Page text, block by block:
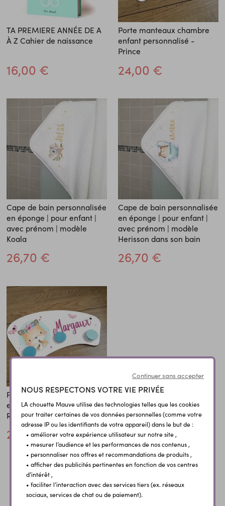
TA PREMIERE ANNÉE DE A
À Z Cahier de naissance
16,00 €
Porte manteaux chambre
enfant personnalisé -
Prince
24,00 €
Cape de bain personnalisée
en éponge | pour enfant |
avec prénom | modèle
Koala
26,70 €
Cape de bain personnalisée
en éponge | pour enfant |
avec prénom | modèle
Herisson dans son bain
26,70 €
Porte manteaux chambre
enfant personnalisé -
Renarde
24,00 €
← Précédent 1 2 3 4 5 6
Continuer sans accepter
NOUS RESPECTONS VOTRE VIE PRIVÉE
LA chouette Mauve utilise des technologies telles que les cookies
pour traiter certaines de vos données personnelles (comme votre
adresse IP ou les identifiants de votre appareil) dans le but de :
• améliorer votre expérience utilisateur sur notre site ,
• mesurer l’audience et les performances de nos contenus ,
• personnaliser nos offres et recommandations de produits ,
• afficher des publicités pertinentes en fonction de vos centres
d’intérêt ,
• faciliter l’interaction avec des services tiers (ex. réseaux
sociaux, services de chat ou de paiement).